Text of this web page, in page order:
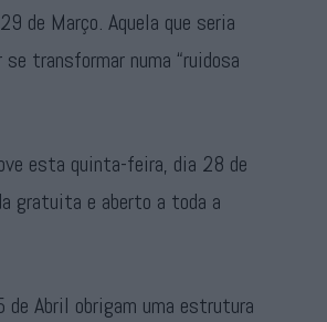
de Março. Aquela que seria
transformar numa “ruidosa
esta quinta-feira, dia 28 de
gratuita e aberto a toda a
Abril obrigam uma estrutura